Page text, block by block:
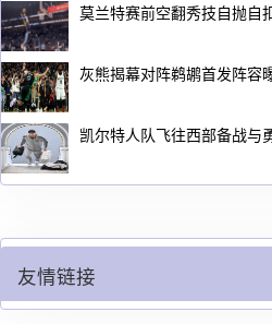
莫兰特赛前空翻秀技自抛自
灰熊揭幕对阵鹈鹕首发阵容
凯尔特人队飞往西部备战与
友情链接